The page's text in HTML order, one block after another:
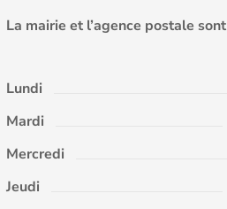
La mairie et l’agence postale
Lundi
Mardi
Mercredi
Jeudi